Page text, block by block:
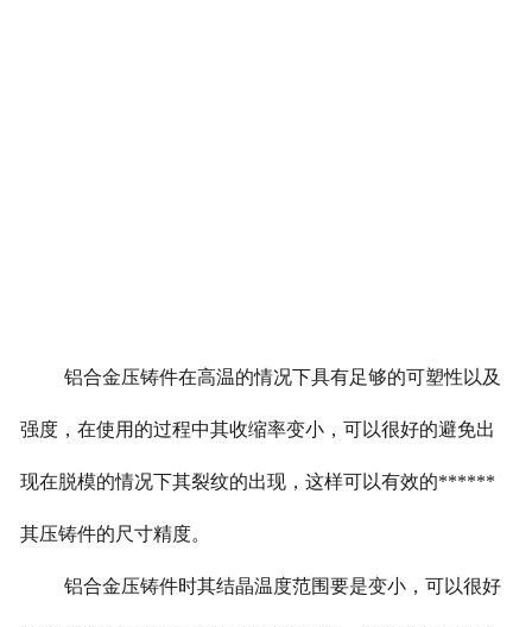
铝合金压铸件在高温的情况下具有足够的可塑性以及
强度，在使用的过程中其收缩率变小，可以很好的避免出
现在脱模的情况下其裂纹的出现，这样可以有效的******
其压铸件的尺寸精度。
铝合金压铸件时其结晶温度范围要是变小，可以很好